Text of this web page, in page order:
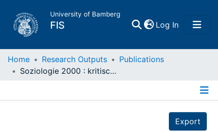
University of Bamberg
FIS Log In(current)
Home
Home Research Outputs
Publications
Soziologie 2000 : kritische Bestandsaufnahmen zu einer Soziologie für das 21. Jahrhundert
Export